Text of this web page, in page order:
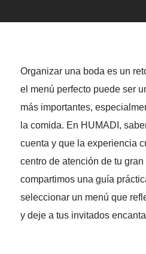
Organizar una boda es un
el menú perfecto puede ser
más importantes,
la comida. En HUMADI,
cuenta y que la experiencia
centro de atención de tu
compartimos una guía
seleccionar un menú que
y deje a tus invitados